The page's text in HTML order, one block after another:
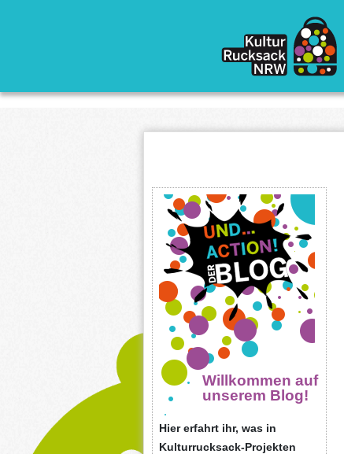
Willkommen auf
unserem Blog!
Hier erfahrt ihr, was in
Kulturrucksack-Projekten